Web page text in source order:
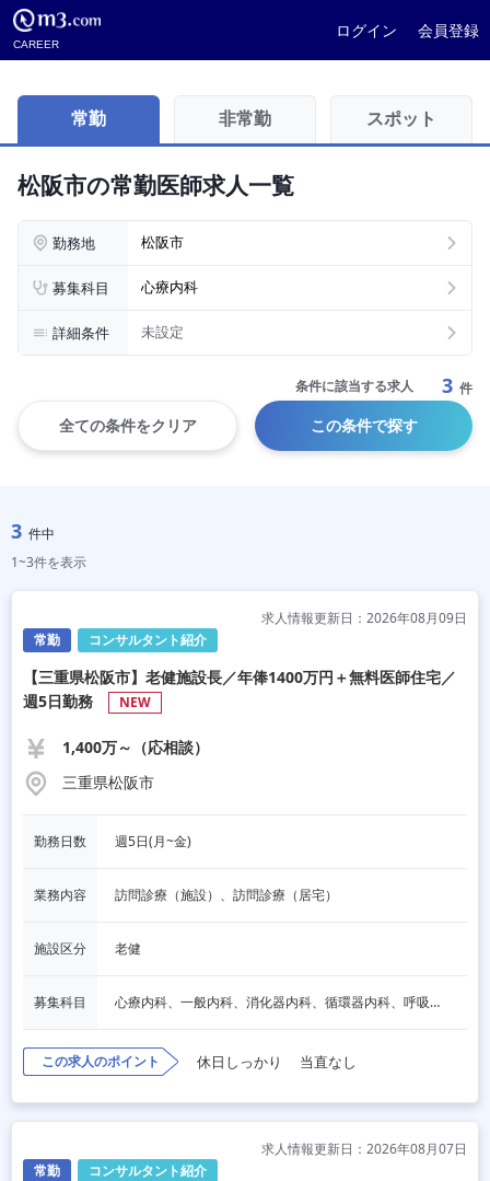
CAREER
ログイン 会員登録
常勤 非常勤 スポット
松阪市の常勤医師求人一覧
勤務地 松阪市
募集科目 心療内科
詳細条件 未設定
条件に該当する求人 3 件
全ての条件をクリア この条件で探す
3 件中
1~3件を表示
常勤 コンサルタント紹介
求人情報更新日：2026年08月09日
【三重県松阪市】老健施設長／年俸1400万円＋無料医師住宅／
週5日勤務
NEW
1,400万～（応相談）
三重県松阪市
勤務日数 週5日(月~金)
業務内容 訪問診療（施設）、訪問診療（居宅）
施設区分 老健
募集科目 心療内科、一般内科、消化器内科、循環器内科、呼吸器内科、血液内科、脳神経内科、内分泌内科、老人内科、一般外科、消化器外科、心臓外科、呼吸器外科、脳神経外科、整形外科、形成外科、リハビリテーション科、小児科、産婦人科、婦人科、精神科、眼科、耳鼻咽喉科、皮膚科、泌尿器科、放射線科、人工透析、麻酔科、美容外科、人間ドック・検診、その他
この求人のポイント 休日しっかり 当直なし
常勤 コンサルタント紹介
求人情報更新日：2026年08月07日